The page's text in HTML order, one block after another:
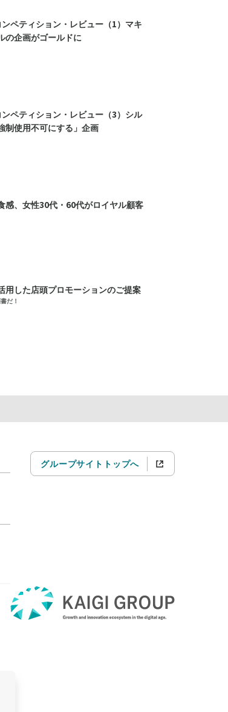
ペティション・レビュー（1）マキ
の企画がゴールドに
ペティション・レビュー（3）シル
制使用不可にする」企画
感、女性30代・60代がロイヤル顧客
用した店頭プロモーションのご提案
だ！
グループサイトトップへ